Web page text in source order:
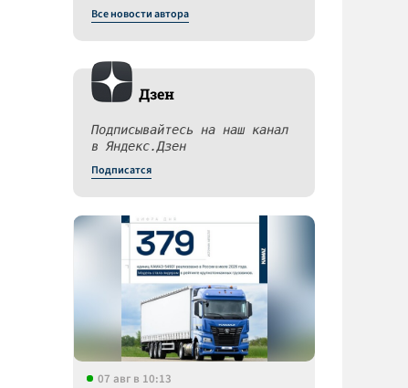
Все новости автора
Дзен
Подписывайтесь на наш канал
в Яндекс.Дзен
Подписатся
07 авг в 10:13